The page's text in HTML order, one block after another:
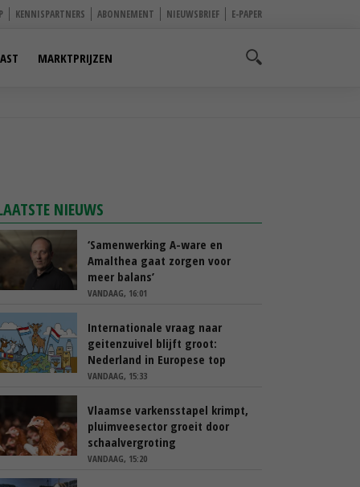
KENNISPARTNERS ABONNEMENT NIEUWSBRIEF E-PAPER
MARKTPRIJZEN
NIEUWS
‘Samenwerking A-ware en
Amalthea gaat zorgen voor
meer balans’
VANDAAG, 16:01
Internationale vraag naar
geitenzuivel blijft groot:
Nederland in Europese top
VANDAAG, 15:33
Vlaamse varkensstapel krimpt,
pluimveesector groeit door
schaalvergroting
VANDAAG, 15:20